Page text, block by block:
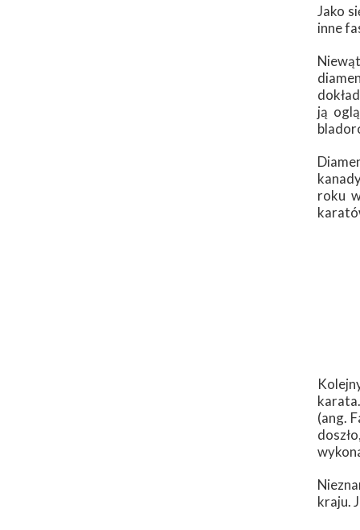
Jako
inne
ją
roku
(ang.
kraju.